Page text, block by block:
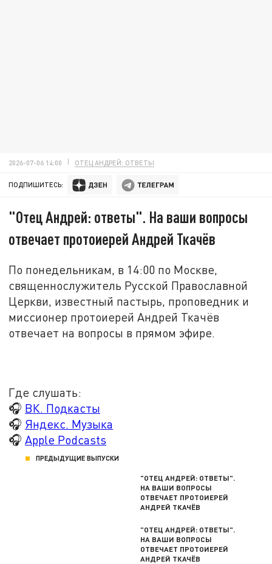
2026-07-06 14:00 ОТЕЦ АНДРЕЙ: ОТВЕТЫ
ПОДПИШИТЕСЬ:
"Отец Андрей: ответы". На ваши вопросы
отвечает протоиерей Андрей Ткачёв
По понедельникам, в 14:00 по Москве,
священнослужитель Русской Православной
Церкви, известный пастырь, проповедник и
миссионер протоиерей Андрей Ткачёв
отвечает на вопросы в прямом эфире.
Где слушать:
🎧 ВК. Подкасты
🎧 Яндекс. Музыка
🎧 Apple Podcasts
ПРЕДЫДУЩИЕ ВЫПУСКИ
"ОТЕЦ АНДРЕЙ: ОТВЕТЫ".
НА ВАШИ ВОПРОСЫ
ОТВЕЧАЕТ ПРОТОИЕРЕЙ
АНДРЕЙ ТКАЧЁВ
"ОТЕЦ АНДРЕЙ: ОТВЕТЫ".
НА ВАШИ ВОПРОСЫ
ОТВЕЧАЕТ ПРОТОИЕРЕЙ
АНДРЕЙ ТКАЧЁВ